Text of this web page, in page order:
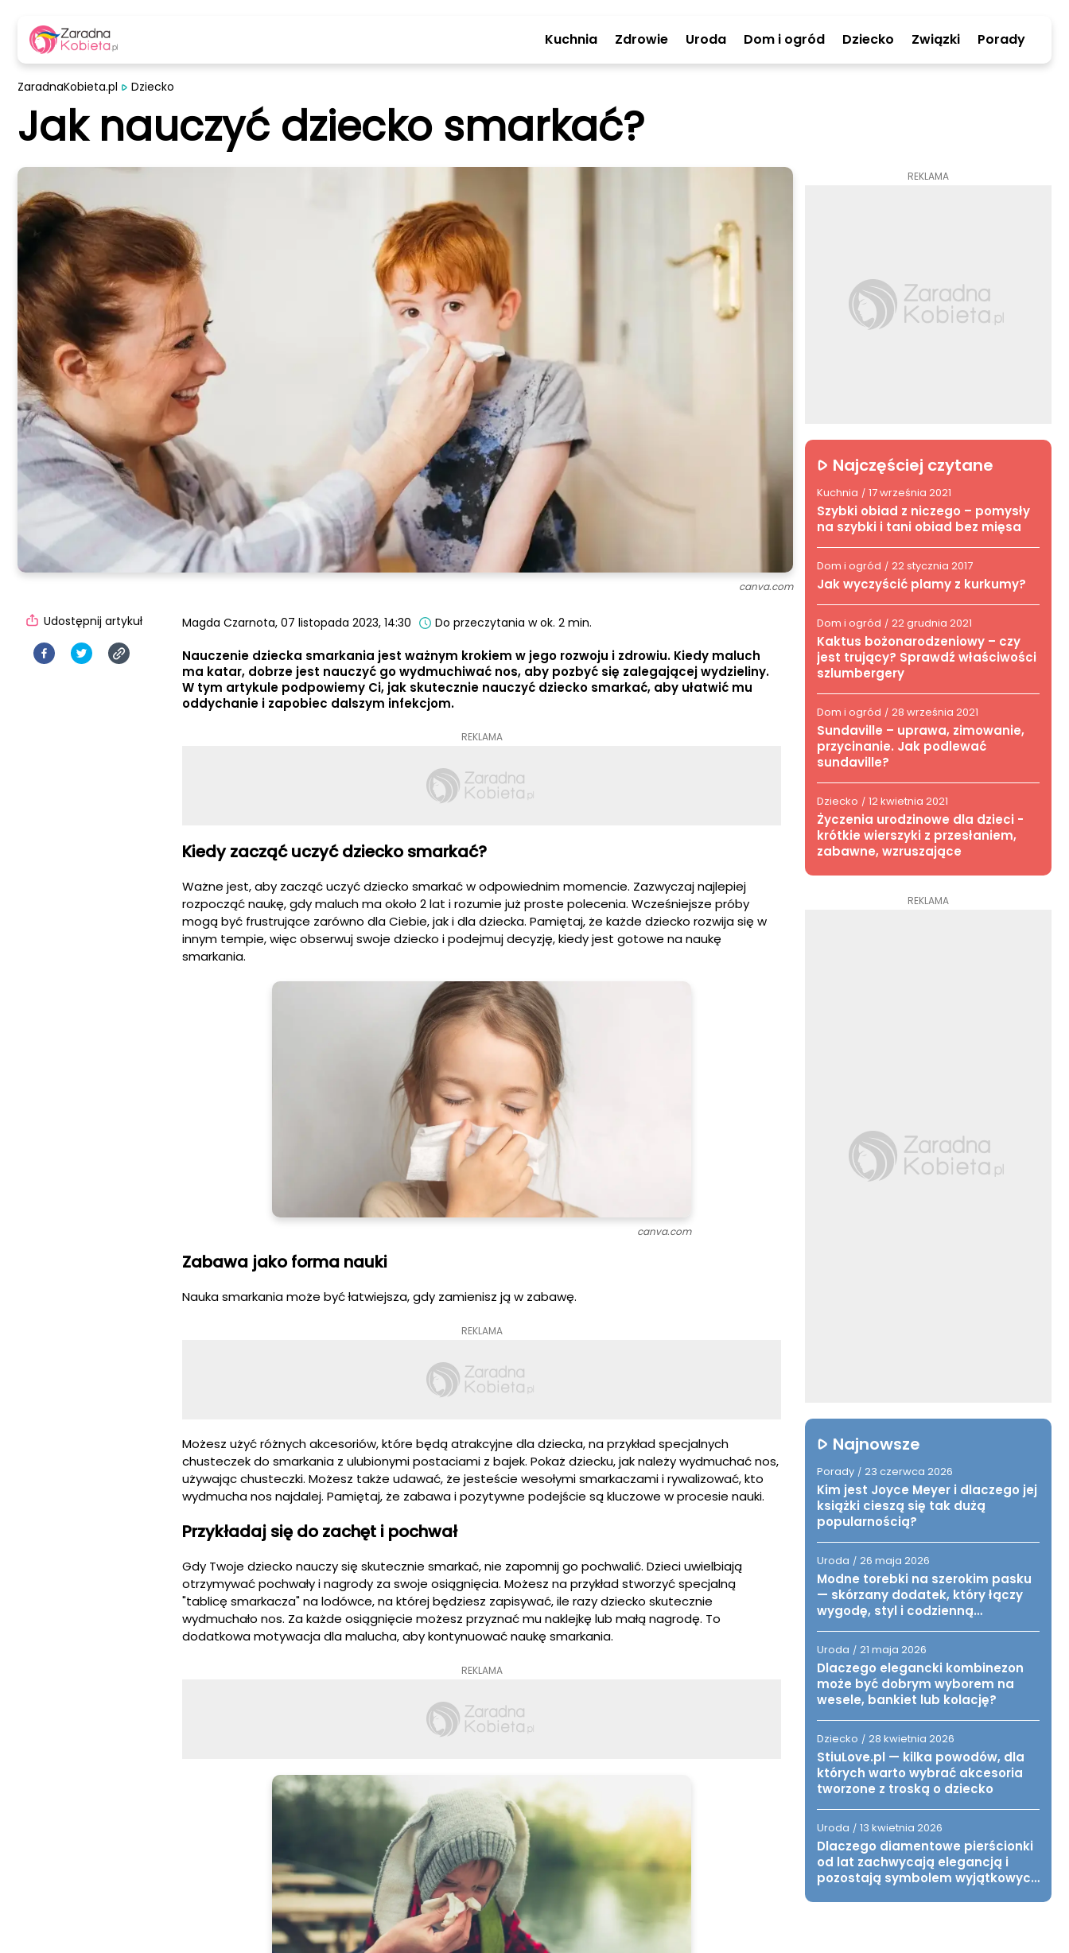
Kuchnia Zdrowie Uroda Dom i ogród Dziecko Związki Porady
canva.com
ZaradnaKobieta.pl Dziecko
Jak nauczyć dziecko smarkać?
Magda Czarnota, 07 listopada 2023, 14:30 Do przeczytania w ok. 2 min.
Nauczenie dziecka smarkania jest ważnym krokiem w jego rozwoju i zdrowiu. Kiedy maluch
ma katar, dobrze jest nauczyć go wydmuchiwać nos, aby pozbyć się zalegającej wydzieliny.
W tym artykule podpowiemy Ci, jak skutecznie nauczyć dziecko smarkać, aby ułatwić mu
oddychanie i zapobiec dalszym infekcjom.
REKLAMA
Kiedy zacząć uczyć dziecko smarkać?
Ważne jest, aby zacząć uczyć dziecko smarkać w odpowiednim momencie. Zazwyczaj najlepiej
rozpocząć naukę, gdy maluch ma około 2 lat i rozumie już proste polecenia. Wcześniejsze próby
mogą być frustrujące zarówno dla Ciebie, jak i dla dziecka. Pamiętaj, że każde dziecko rozwija się w
innym tempie, więc obserwuj swoje dziecko i podejmuj decyzję, kiedy jest gotowe na naukę
smarkania.
canva.com
Zabawa jako forma nauki
Nauka smarkania może być łatwiejsza, gdy zamienisz ją w zabawę.
REKLAMA
Możesz użyć różnych akcesoriów, które będą atrakcyjne dla dziecka, na przykład specjalnych
chusteczek do smarkania z ulubionymi postaciami z bajek. Pokaż dziecku, jak należy wydmuchać nos,
używając chusteczki. Możesz także udawać, że jesteście wesołymi smarkaczami i rywalizować, kto
wydmucha nos najdalej. Pamiętaj, że zabawa i pozytywne podejście są kluczowe w procesie nauki.
Przykładaj się do zachęt i pochwał
Gdy Twoje dziecko nauczy się skutecznie smarkać, nie zapomnij go pochwalić. Dzieci uwielbiają
otrzymywać pochwały i nagrody za swoje osiągnięcia. Możesz na przykład stworzyć specjalną
"tablicę smarkacza" na lodówce, na której będziesz zapisywać, ile razy dziecko skutecznie
wydmuchało nos. Za każde osiągnięcie możesz przyznać mu naklejkę lub małą nagrodę. To
dodatkowa motywacja dla malucha, aby kontynuować naukę smarkania.
REKLAMA
Udostępnij artykuł
REKLAMA
Najczęściej czytane
Kuchnia / 17 września 2021
Szybki obiad z niczego – pomysły
na szybki i tani obiad bez mięsa
Dom i ogród / 22 stycznia 2017
Jak wyczyścić plamy z kurkumy?
Dom i ogród / 22 grudnia 2021
Kaktus bożonarodzeniowy – czy
jest trujący? Sprawdź właściwości
szlumbergery
Dom i ogród / 28 września 2021
Sundaville – uprawa, zimowanie,
przycinanie. Jak podlewać
sundaville?
Dziecko / 12 kwietnia 2021
Życzenia urodzinowe dla dzieci -
krótkie wierszyki z przesłaniem,
zabawne, wzruszające
REKLAMA
Najnowsze
Porady / 23 czerwca 2026
Kim jest Joyce Meyer i dlaczego jej
książki cieszą się tak dużą
popularnością?
Uroda / 26 maja 2026
Modne torebki na szerokim pasku
— skórzany dodatek, który łączy
wygodę, styl i codzienną
Uroda / 21 maja 2026
Dlaczego elegancki kombinezon
może być dobrym wyborem na
wesele, bankiet lub kolację?
Dziecko / 28 kwietnia 2026
StiuLove.pl — kilka powodów, dla
których warto wybrać akcesoria
tworzone z troską o dziecko
Uroda / 13 kwietnia 2026
Dlaczego diamentowe pierścionki
od lat zachwycają elegancją i
pozostają symbolem wyjątkowych